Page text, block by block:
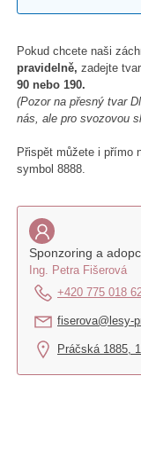
Pokud chcete naši
pravidelně, zadejte tvar
90 nebo 190.
(Pozor na přesný tvar
nás, ale pro svozovou
Přispět můžete i přímo
symbol 8888.
Sponzoring a
Ing. Petra Fišerová
+420 775 018
fiserova@lesy-
Práčská 1885,